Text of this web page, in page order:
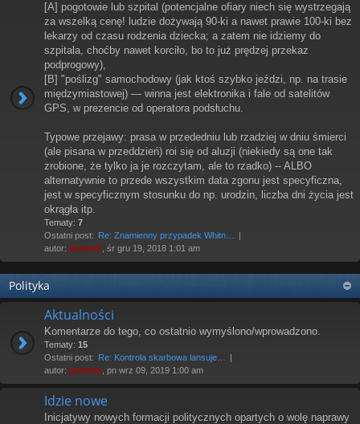
[A] pogotowie lub szpital (potencjalne ofiary niech się wystrzegają
za wszelką cenę! ludzie dożywają 90-ki a nawet prawie 100-ki bez
lekarzy od czasu rodzenia dziecka; a zatem nie idziemy do
szpitala, choćby nawet korciło, bo to już prędzej przekaz
podprogowy),
[B] "poślizg" samochodowy (jak ktoś szybko jeździ, np. na trasie
międzymiastowej) — winna jest elektronika i fale od satelitów
GPS, w prezencie od operatora podsłuchu.
Typowe przejawy: prasa w przededniu lub rzadziej w dniu śmierci
(ale pisana w przeddzień) roi się od aluzji (niekiedy są one tak
zrobione, że tylko ja je rozczytam, ale to rzadko) -- ALBO
alternatywnie to przede wszystkim data zgonu jest specyficzna,
jest w specyficznym stosunku do np. urodzin, liczba dni życia jest
okrągła itp.
Tematy: 7
Ostatni post: Re: Znamienny przypadek Whitn…
autor: piotrniz , śr gru 19, 2018 1:01 am
Polityka
Aktualności
Komentarze do tego, co ostatnio wymyślono/wprowadzono.
Tematy: 15
Ostatni post: Re: Kontrola skarbowa lansuje…
autor: piotrniz , pn wrz 09, 2019 1:00 am
Idzie nowe
Inicjatywy nowych formacji politycznych opartych o wolę naprawy